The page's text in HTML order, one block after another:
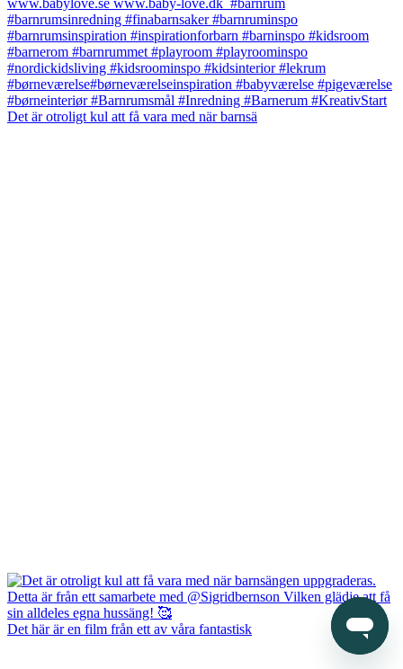
Det är otroligt kul att få vara med när barnsä
Det här är en film från ett av våra fantastisk